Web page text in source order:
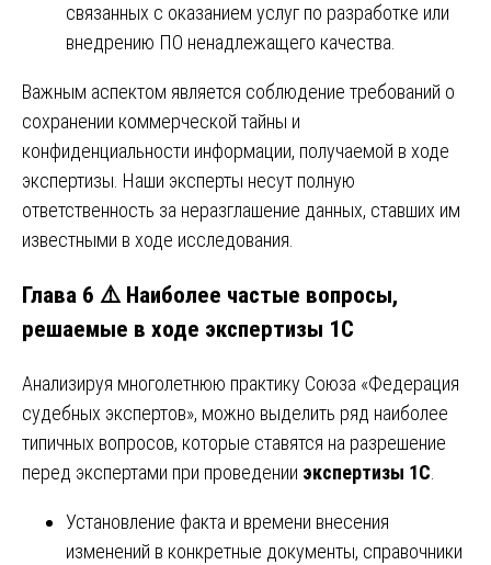
связанных с оказанием услуг по разработке или
внедрению ПО ненадлежащего качества.
Важным аспектом является соблюдение требований о
сохранении коммерческой тайны и
конфиденциальности информации, получаемой в ходе
экспертизы. Наши эксперты несут полную
ответственность за неразглашение данных, ставших им
известными в ходе исследования.
Глава 6 ⚠️ Наиболее частые вопросы,
решаемые в ходе экспертизы 1С
Анализируя многолетнюю практику Союза «Федерация
судебных экспертов», можно выделить ряд наиболее
типичных вопросов, которые ставятся на разрешение
перед экспертами при проведении экспертизы 1С.
Установление факта и времени внесения
изменений в конкретные документы, справочники